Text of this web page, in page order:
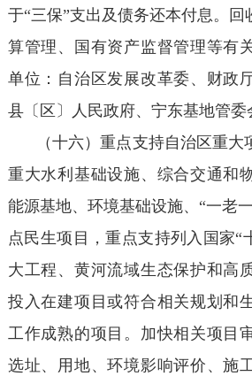
于“三保”支出及债务还本付息。回
算管理、国有资产监督管理等有
单位：自治区发展改革委、财政
县〔区〕人民政府、宁东基地管委
（十六）重点支持自治区重
重大水利基础设施、综合交通和
能源基地、环境基础设施、“一老
点民生项目，重点支持列入国家“
大工程、黄河流域生态保护和高
投入在建项目或符合相关规划和
工作成熟的项目。加快相关项目
选址、用地、环境影响评价、施